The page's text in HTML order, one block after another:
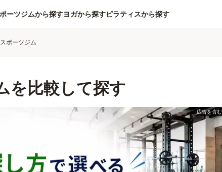
ーツジムから探すヨガから探すピラティスから探す
ポーツジム
を比較して探す